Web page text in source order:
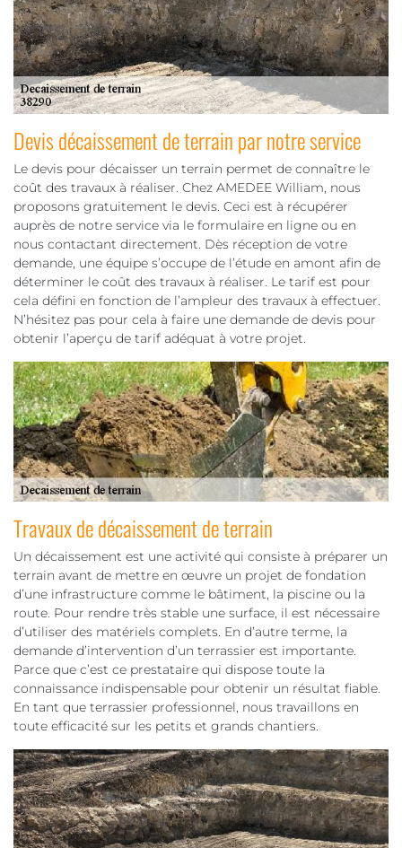
Devis décaissement de terrain par notre service
Le devis pour décaisser un terrain permet de connaître le
coût des travaux à réaliser. Chez AMEDEE William, nous
proposons gratuitement le devis. Ceci est à récupérer
auprès de notre service via le formulaire en ligne ou en
nous contactant directement. Dès réception de votre
demande, une équipe s’occupe de l’étude en amont afin de
déterminer le coût des travaux à réaliser. Le tarif est pour
cela défini en fonction de l’ampleur des travaux à effectuer.
N’hésitez pas pour cela à faire une demande de devis pour
obtenir l’aperçu de tarif adéquat à votre projet.
Travaux de décaissement de terrain
Un décaissement est une activité qui consiste à préparer un
terrain avant de mettre en œuvre un projet de fondation
d’une infrastructure comme le bâtiment, la piscine ou la
route. Pour rendre très stable une surface, il est nécessaire
d’utiliser des matériels complets. En d’autre terme, la
demande d’intervention d’un terrassier est importante.
Parce que c’est ce prestataire qui dispose toute la
connaissance indispensable pour obtenir un résultat fiable.
En tant que terrassier professionnel, nous travaillons en
toute efficacité sur les petits et grands chantiers.